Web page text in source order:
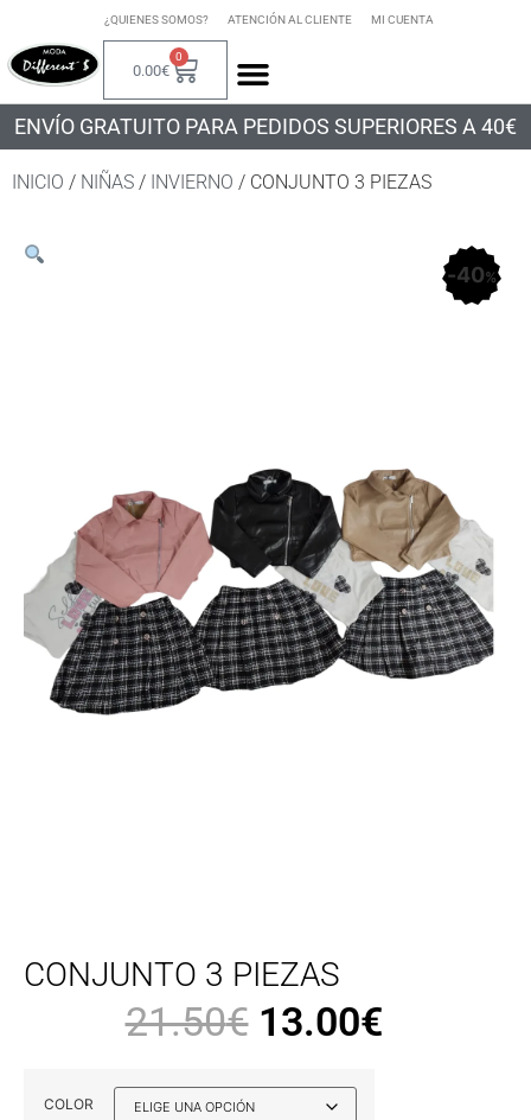
¿QUIENES SOMOS? ATENCIÓN AL CLIENTE MI CUENTA
0.00€
0
ENVÍO GRATUITO PARA PEDIDOS SUPERIORES A 40€
INICIO / NIÑAS / INVIERNO / CONJUNTO 3 PIEZAS
40%
CONJUNTO 3 PIEZAS
21.50€ 13.00€
COLOR